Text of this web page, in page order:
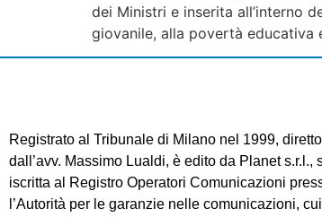
dei Ministri e inserita all’interno
giovanile, alla povertà
Registrato al Tribunale di Milano nel 1999, diretto
dall’avv. Massimo Lualdi, è edito da Planet s.r.l.,
iscritta al Registro Operatori Comunicazioni
l’Autorità per le garanzie nelle comunicazioni,